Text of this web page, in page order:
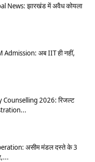
News: झारखंड में अवैध कोयला
Admission: अब IIT ही नहीं,
Counselling 2026: रिजल्ट
असीम मंडल दस्ते के 3